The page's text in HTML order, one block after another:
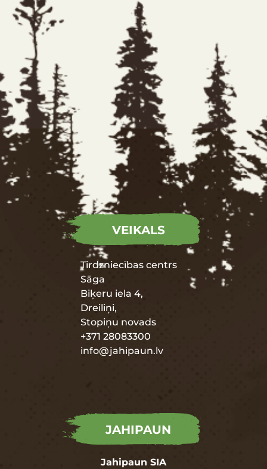
VEIKALS
Tirdzniecības centrs
Sāga
Biķeru iela 4,
Dreiliņi,
Stopiņu novads
+371 28083300
info@jahipaun.lv
JAHIPAUN
Jahipaun SIA